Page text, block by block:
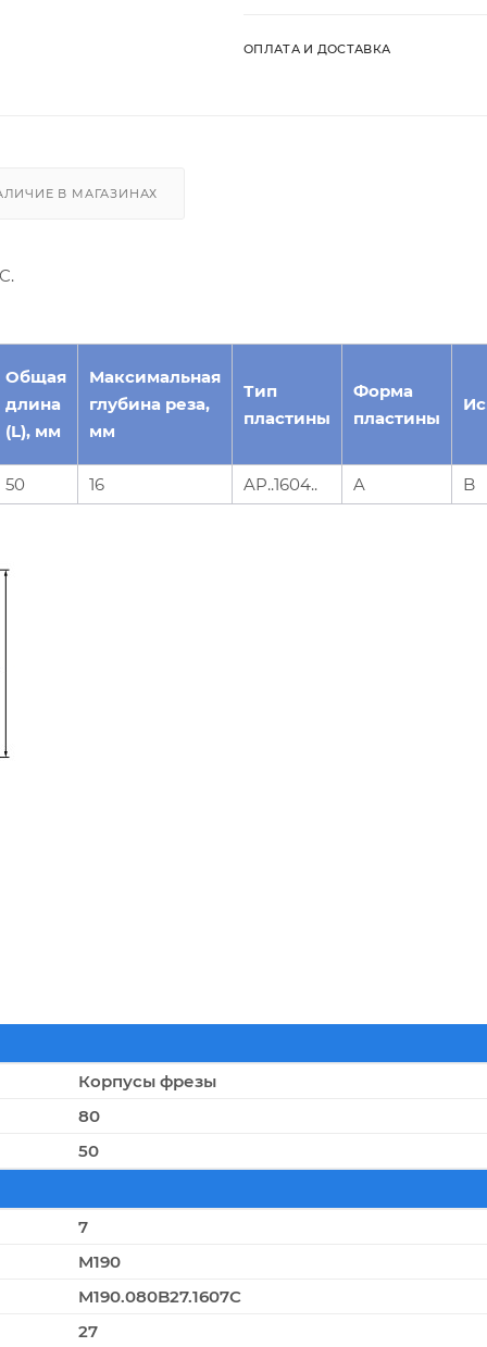
ОПЛАТА И ДОСТАВКА
В МАГАЗИНАХ
Общая
длина
(L), мм
Максимальная
глубина реза,
мм
Тип
пластины
Форма
пластины
50 16 AP..1604.. A B
Корпусы фрезы
80
50
7
M190
M190.080B27.1607C
27